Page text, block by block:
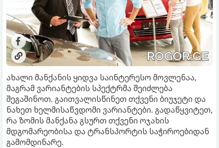
​ახალი მანქანის ყიდვა საინტერესო მოვლენაა,
მაგრამ ვარიანტების სპექტრმა შეიძლება
შეგაშინოთ. გაითვალისწინეთ თქვენი ბიუჯეტი და
ნახეთ ხელმისაწვდომი ვარიანტები. გადაწყვიტეთ,
რა ზომის მანქანა გსურთ თქვენი ოჯახის
მდგომარეობისა და ტრანსპორტის საჭიროებიდან
გამომდინარე.